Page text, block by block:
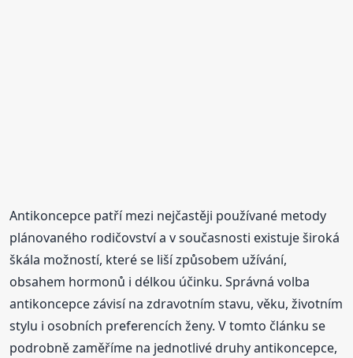
Antikoncepce patří mezi nejčastěji používané metody
plánovaného rodičovství a v současnosti existuje široká
škála možností, které se liší způsobem užívání,
obsahem hormonů i délkou účinku. Správná volba
antikoncepce závisí na zdravotním stavu, věku, životním
stylu i osobních preferencích ženy. V tomto článku se
podrobně zaměříme na jednotlivé druhy antikoncepce,